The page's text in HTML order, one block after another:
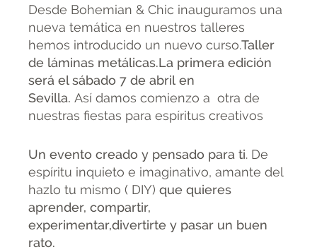
Desde Bohemian & Chic inauguramos una
nueva temática en nuestros talleres
hemos introducido un nuevo curso.Taller
de láminas metálicas.La primera edición
será el sábado 7 de abril en
Sevilla. Así damos comienzo a otra de
nuestras fiestas para espíritus creativos
Un evento creado y pensado para ti. De
espíritu inquieto e imaginativo, amante del
hazlo tu mismo ( DIY) que quieres
aprender, compartir,
experimentar,divertirte y pasar un buen
rato.